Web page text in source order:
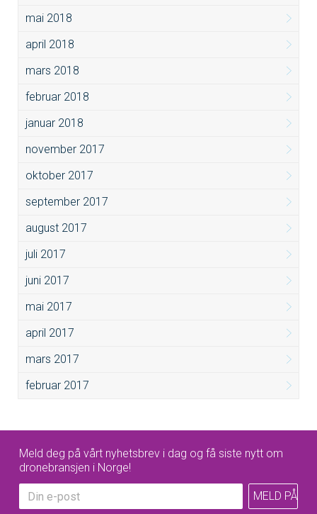
mai 2018
april 2018
mars 2018
februar 2018
januar 2018
november 2017
oktober 2017
september 2017
august 2017
juli 2017
juni 2017
mai 2017
april 2017
mars 2017
februar 2017
Meld deg på vårt nyhetsbrev i dag og få siste nytt om
dronebransjen i Norge!